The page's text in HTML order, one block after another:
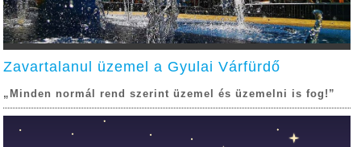
Zavartalanul üzemel a Gyulai Várfürdő
„Minden normál rend szerint üzemel és üzemelni is fog!”